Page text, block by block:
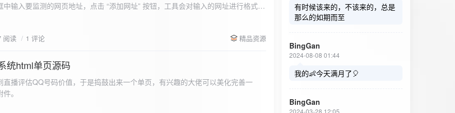
输入要监测的网页地址，点击 “添加网址” 按钮，工具会对输入的网址进行格式验
移除该网址选项。筛选网址：右侧面板有一个 “筛选网址” 的下拉框，用户可以选
：用户可以在输入框中设置监测间隔时间（单位为秒），默认值为 60 秒。开始 /
监测” 按钮，工具会立即对所有已添加的网址进行一次检测，之后按照设置的监测间
“停止监测” 按钮可停止监测。重试机制：在进行网址检测时，如果请求失败，会进
试后仍失败，则记录错误日志。日志记录与显示功能。 日志记录： 每次对网址进
阅读 1 评论 精品资源
统html单页源码
直播评估QQ号码价值，于是捣鼓出来一个单页，有兴趣的大佬可以美化完善一
有时候该来的，不该来的，总是
那么的如期而至
BingGan
2024-08-08 01:44
我的👶今天满月了🎈
BingGan
2024-03-28 12:05